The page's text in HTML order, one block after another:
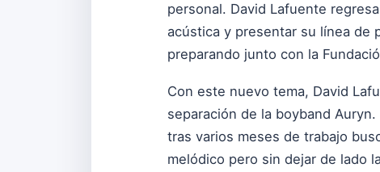
personal. David Lafuente
acústica y presentar su línea de
preparando junto con la
Con este nuevo tema, David
separación de la boyband
tras varios meses de trabajo
melódico pero sin dejar de lado